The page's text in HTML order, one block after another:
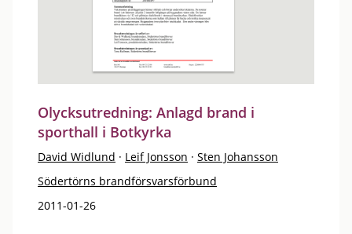
Olycksutredning: Anlagd brand i
sporthall i Botkyrka
David Widlund · Leif Jonsson · Sten Johansson
Södertörns brandförsvarsförbund
2011-01-26